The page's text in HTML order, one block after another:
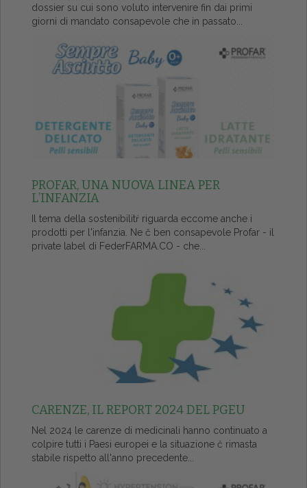
dossier su cui sono voluto intervenire fin dai primi
giorni di mandato consapevole che in passato...
PROFAR, UNA NUOVA LINEA PER
L’INFANZIA
Il tema della sostenibilitŕ riguarda eccome anche i
prodotti per l'infanzia. Ne č ben consapevole Profar - il
private label di FederFARMA.CO - che...
CARENZE, IL REPORT 2024 DEL PGEU
Nel 2024 le carenze di medicinali hanno continuato a
colpire tutti i Paesi europei e la situazione č rimasta
stabile rispetto all'anno precedente...